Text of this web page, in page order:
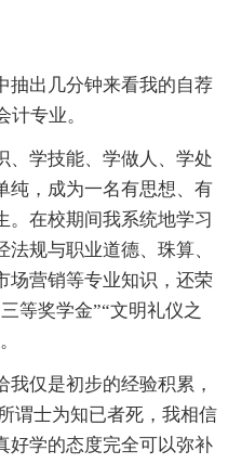
抽出几分钟来看我的自荐
专业。
、学技能、学做人、学处
纯，成为一名有思想、有
。在校期间我系统地学习
规与职业道德、珠算、
场营销等专业知识，还荣
等奖学金”“文明礼仪之
仅是初步的经验积累，
谓士为知已者死，我相信
好学的态度完全可以弥补